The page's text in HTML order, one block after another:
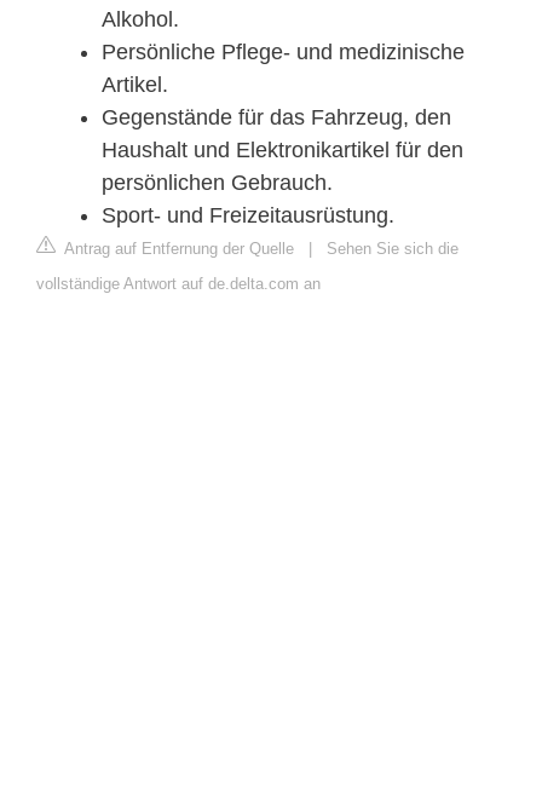
Alkohol.
Persönliche Pflege- und medizinische
Artikel.
Gegenstände für das Fahrzeug, den
Haushalt und Elektronikartikel für den
persönlichen Gebrauch.
Sport- und Freizeitausrüstung.
Antrag auf Entfernung der Quelle | Sehen Sie sich die
vollständige Antwort auf de.delta.com an